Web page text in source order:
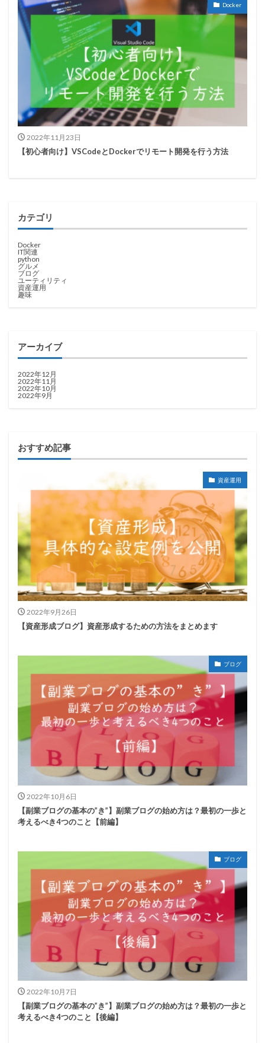
Docker
2022年11月23日
【初心者向け】VSCodeとDockerでリモート開発を行う方法
カテゴリ
Docker
IT関連
python
グルメ
ブログ
ユーティリティ
資産運用
趣味
アーカイブ
2022年12月
2022年11月
2022年10月
2022年9月
おすすめ記事
資産運用
2022年9月26日
【資産形成ブログ】資産形成するための方法をまとめます
ブログ
2022年10月6日
【副業ブログの基本の”き”】副業ブログの始め方は？最初の一歩と
考えるべき4つのこと【前編】
ブログ
2022年10月7日
【副業ブログの基本の”き”】副業ブログの始め方は？最初の一歩と
考えるべき4つのこと【後編】